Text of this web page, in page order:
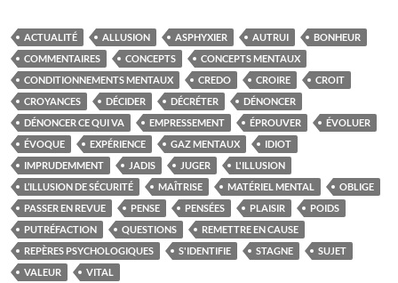
ACTUALITÉ ALLUSION ASPHYXIER AUTRUI
BONHEUR
COMMENTAIRES
CONCEPTS
CONCEPTS MENTAUX
CONDITIONNEMENTS MENTAUX
CREDO CROIRE
CROIT
CROYANCES
DÉCIDER DÉCRÉTER
DÉNONCER
DÉNONCER CE QUI VA
EMPRESSEMENT ÉPROUVER
ÉVOLUER
ÉVOQUE
EXPÉRIENCE GAZ MENTAUX
IDIOT
IMPRUDEMMENT
JADIS JUGER
L'ILLUSION
L’ILLUSION DE SÉCURITÉ
MAÎTRISE MATÉRIEL MENTAL
OBLIGE
PASSER EN REVUE
PENSE PENSÉES PLAISIR
POIDS
PUTRÉFACTION
QUESTIONS
REMETTRE EN CAUSE
REPÈRES PSYCHOLOGIQUES
S'IDENTIFIE STAGNE
SUJET
VALEUR
VITAL